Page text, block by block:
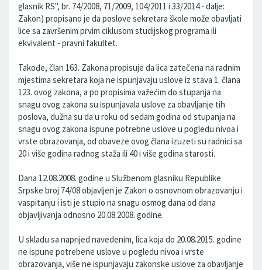
glasnik RS", br. 74/2008, 71/2009, 104/2011 i 33/2014 - dalje:
Zakon) propisano je da poslove sekretara škole može obavljati
lice sa završenim prvim ciklusom studijskog programa ili
ekvivalent - pravni fakultet.
Takođe, član 163. Zakona propisuje da lica zatečena na radnim
mjestima sekretara koja ne ispunjavaju uslove iz stava 1. člana
123. ovog zakona, a po propisima važećim do stupanja na
snagu ovog zakona su ispunjavala uslove za obavljanje tih
poslova, dužna su da u roku od sedam godina od stupanja na
snagu ovog zakona ispune potrebne uslove u pogledu nivoa i
vrste obrazovanja, od obaveze ovog člana izuzeti su radnici sa
20 i više godina radnog staža ili 40 i više godina starosti.
Dana 12.08.2008. godine u Službenom glasniku Republike
Srpske broj 74/08 objavljen je Zakon o osnovnom obrazovanju i
vaspitanju i isti je stupio na snagu osmog dana od dana
objavljivanja odnosno 20.08.2008. godine.
U skladu sa naprijed navedenim, lica koja do 20.08.2015. godine
ne ispune potrebene uslove u pogledu nivoa i vrste
obrazovanja, više ne ispunjavaju zakonske uslove za obavljanje